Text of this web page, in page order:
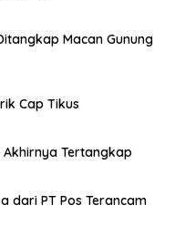
Macan Gunung
Cap Tikus
Akhirnya Tertangkap
dari PT Pos Terancam